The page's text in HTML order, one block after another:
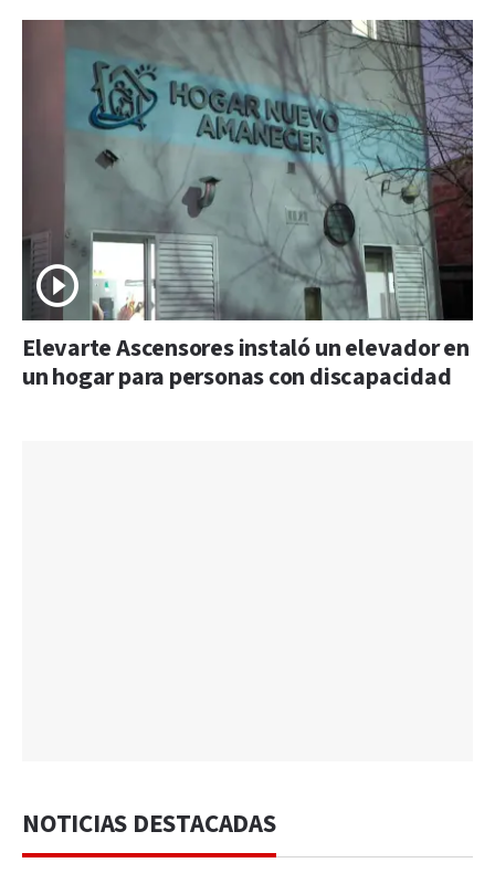
Elevarte Ascensores instaló un elevador en
un hogar para personas con discapacidad
NOTICIAS DESTACADAS